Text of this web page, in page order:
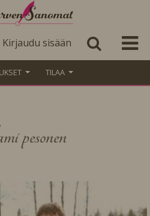
Kirjaudu sisään
TILAA
pesonen